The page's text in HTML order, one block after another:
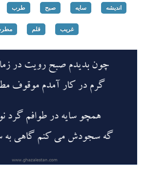
اندیشه سایه صبح طرب
غریب قلم